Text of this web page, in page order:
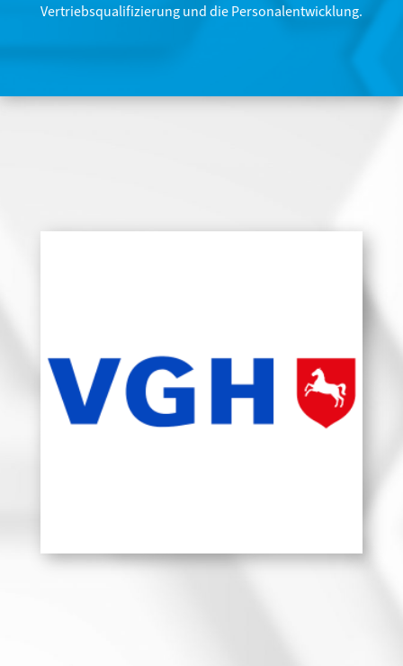
Vertriebsqualifizierung und die Personalentwicklung.